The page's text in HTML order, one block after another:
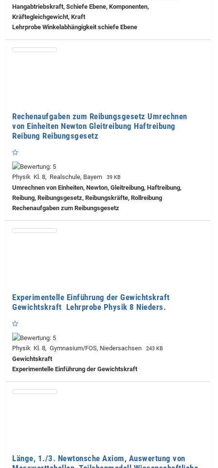
Hangabtriebskraft, Schiefe Ebene, Komponenten,
Kräftegleichgewicht, Kraft
Lehrprobe Winkelabhängigkeit schiefe Ebene
Rechenaufgaben zum Reibungsgesetz Umrechnen
von Einheiten Newton Gleitreibung Haftreibung
Reibung Reibungsgesetz
Physik Kl. 8, Realschule, Bayern 39 KB
Umrechnen von Einheiten, Newton, Gleitreibung, Haftreibung,
Reibung, Reibungsgesetz, Reibungskräfte, Rollreibung
Rechenaufgaben zum Reibungsgesetz
Experimentelle Einführung der Gewichtskraft
Gewichtskraft Lehrprobe Physik 8 Nieders.
Physik Kl. 8, Gymnasium/FOS, Niedersachsen 243 KB
Gewichtskraft
Experimentelle Einführung der Gewichtskraft
Länge, 1./3. Newtonsche Axiom, Auswertung von